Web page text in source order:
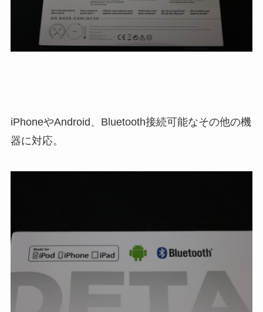
iPhoneやAndroid、Bluetooth接続可能なその他の機
器に対応。